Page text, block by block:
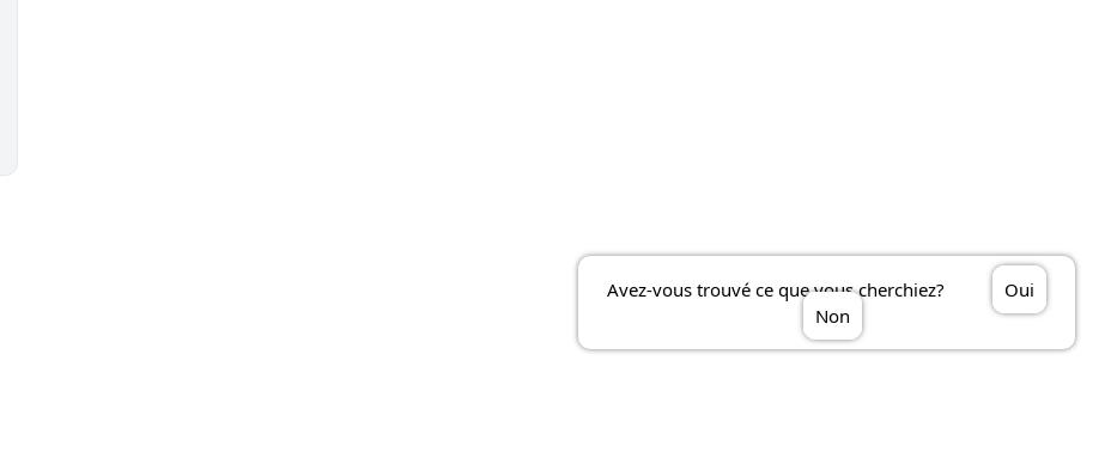
Avez-vous trouvé ce que vous cherchiez?
Oui
Non